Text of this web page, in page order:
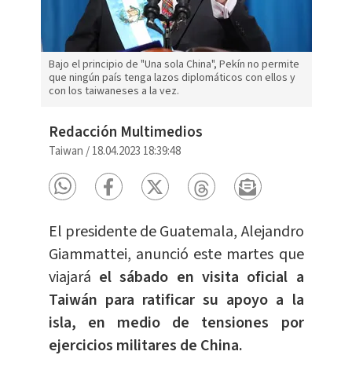
Bajo el principio de "Una sola China", Pekín no permite
que ningún país tenga lazos diplomáticos con ellos y
con los taiwaneses a la vez.
Redacción Multimedios
Taiwan /18.04.2023 18:39:48
El presidente de Guatemala, Alejandro
Giammattei, anunció este martes que
viajará el sábado en visita oficial a
Taiwán para ratificar su apoyo a la
isla, en medio de tensiones por
ejercicios militares de China.